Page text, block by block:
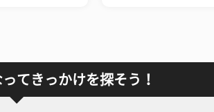
てきっかけを探そう！